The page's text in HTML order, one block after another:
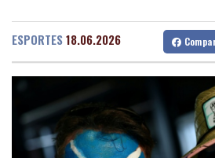
Lisbon
29 °C
Brasília
23 °C
'narcoterrorismo'
De la Espriella assume o poder na
na guerra contra o tráfico
Laudo aponta que Brandon Clarke,
por overdose acidental
Ataques de rebeldes houthis deixam
ESPORTES18.06.2026